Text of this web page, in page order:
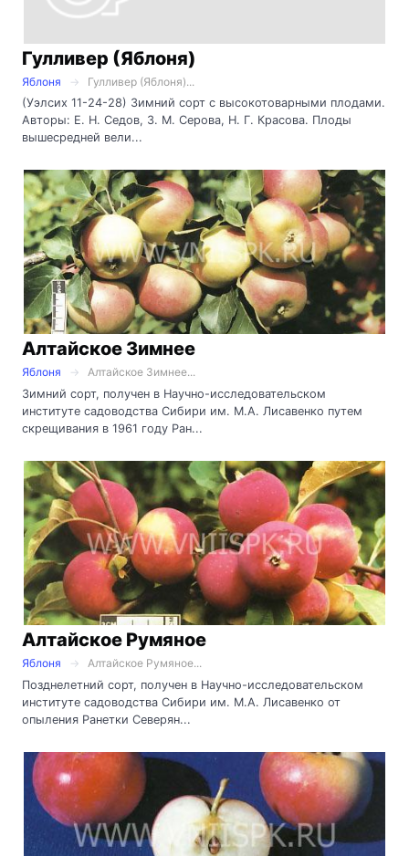
Гулливер (Яблоня)
Яблоня
Гулливер (Яблоня)...
(Уэлсих 11-24-28) Зимний сорт с высокотоварными плодами.
Авторы: Е. Н. Седов, 3. М. Серова, Н. Г. Красова. Плоды
вышесредней вели...
Алтайское Зимнее
Яблоня
Алтайское Зимнее...
Зимний сорт, получен в Научно-исследовательском
институте садоводства Сибири им. М.А. Лисавенко путем
скрещивания в 1961 году Ран...
Алтайское Румяное
Яблоня
Алтайское Румяное...
Позднелетний сорт, получен в Научно-исследовательском
институте садоводства Сибири им. М.А. Лисавенко от
опыления Ранетки Северян...